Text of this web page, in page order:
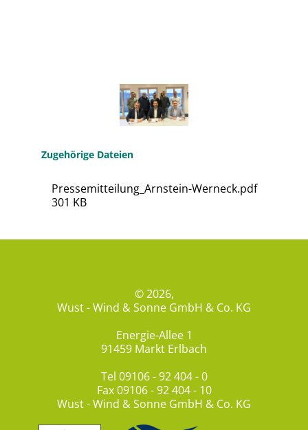
Zugehörige Dateien
Pressemitteilung_Arnstein-Werneck.pdf
301 KB
© 2026,
Wust - Wind & Sonne GmbH & Co. KG
Energie-Allee 1
91459 Markt Erlbach
Tel 09106 - 92 404 - 0
Fax 09106 - 92 404 - 10
Wust - Wind & Sonne GmbH & Co. KG